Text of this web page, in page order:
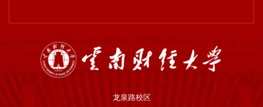
龙泉路校区